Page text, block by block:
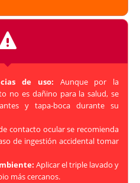
de uso: Aunque por la
no es dañino para la salud, se
y tapa-boca durante su
contacto ocular se recomienda
de ingestión accidental tomar
Aplicar el triple lavado y
más cercanos.